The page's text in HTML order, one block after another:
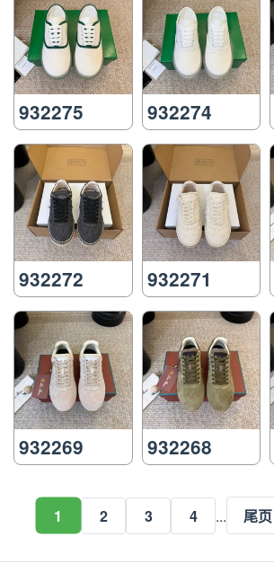
932275 932274
932272 932271
932269 932268
1 2 3 4 ... 尾页